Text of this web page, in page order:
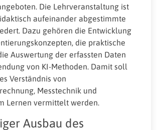
Die Lehrveranstaltung ist
aufeinander abgestimmte
Dazu gehören die Entwicklung
die praktische
Auswertung der erfassten Daten
von KI-Methoden. Damit soll
Verständnis von
Messtechnik und
Lernen vermittelt werden.
Ausbau des